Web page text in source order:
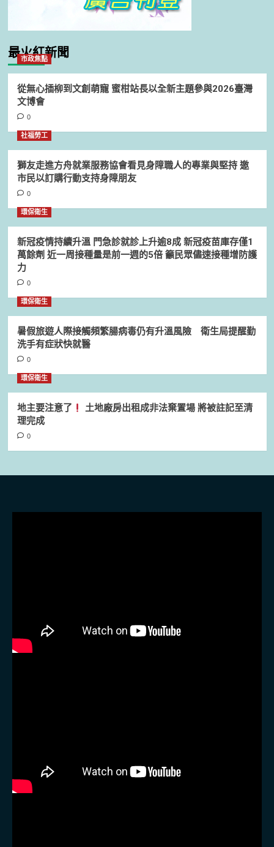
最火紅新聞
市政焦點
從無心插柳到文創萌寵 蜜柑站長以全新主題參與2026臺灣
文博會
0
社福勞工
獅友走進方舟就業服務協會看見身障職人的專業與堅持 邀
市民以訂購行動支持身障朋友
0
環保衛生
新冠疫情持續升溫 門急診就診上升逾8成 新冠疫苗庫存僅1
萬餘劑 近一周接種量是前一週的5倍 籲民眾儘速接種增防護
力
0
環保衛生
暑假旅遊人際接觸頻繁腸病毒仍有升溫風險 衛生局提醒勤
洗手有症狀快就醫
0
環保衛生
地主要注意了
土地廠房出租成非法棄置場 將被註記至清
理完成
0